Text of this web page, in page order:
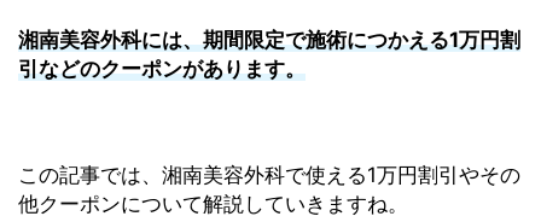
湘南美容外科には、期間限定で施術につかえる1万円割
引などのクーポンがあります。
この記事では、湘南美容外科で使える1万円割引やその
他クーポンについて解説していきますね。